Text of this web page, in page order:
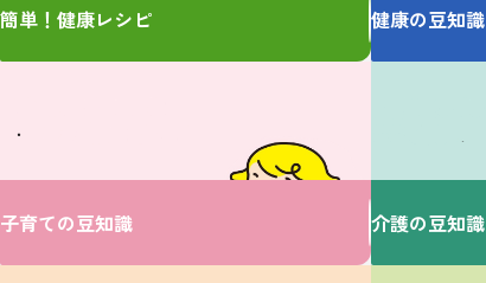
簡単！健康レシピ 健康の豆知識
V・ドラッグにおまかせ♪
子育ての豆知識 介護の豆知識